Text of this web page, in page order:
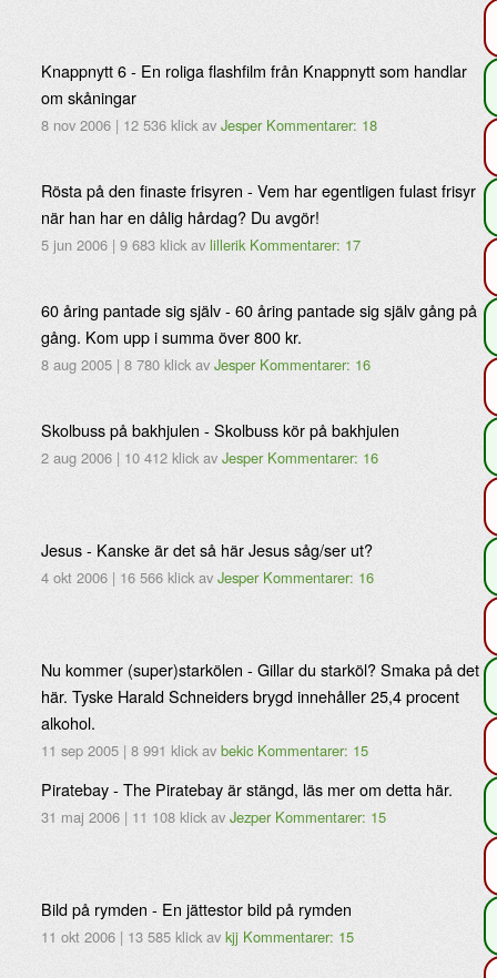
Knappnytt 6 - En roliga flashfilm från Knappnytt som handlar
om skåningar
8 nov 2006 | 12 536 klick av Jesper Kommentarer: 18
Rösta på den finaste frisyren - Vem har egentligen fulast frisyr
när han har en dålig hårdag? Du avgör!
5 jun 2006 | 9 683 klickav lillerik Kommentarer: 17
60 åring pantade sig själv - 60 åring pantade sig själv gång på
gång. Kom upp i summa över 800 kr.
8 aug 2005 | 8 780 klickav Jesper Kommentarer: 16
Skolbuss på bakhjulen - Skolbuss kör på bakhjulen
2 aug 2006 | 10 412 klick av Jesper Kommentarer: 16
Jesus - Kanske är det så här Jesus såg/ser ut?
4 okt 2006 | 16 566 klick av Jesper Kommentarer: 16
Nu kommer (super)starkölen - Gillar du starköl? Smaka på det
här. Tyske Harald Schneiders brygd innehåller 25,4 procent
alkohol.
11 sep 2005 | 8 991 klick av bekic Kommentarer: 15
Piratebay - The Piratebay är stängd, läs mer om detta här.
31 maj 2006 | 11 108 klickav Jezper Kommentarer: 15
Bild på rymden - En jättestor bild på rymden
11 okt 2006 | 13 585 klickav kjj Kommentarer: 15